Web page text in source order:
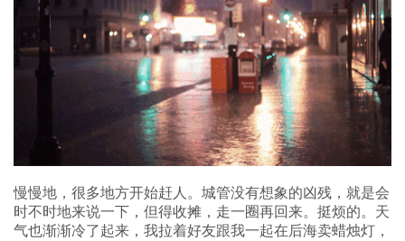
慢慢地，很多地方开始赶人。城管没有想象的凶残，就是会
时不时地来说一下，但得收摊，走一圈再回来。挺烦的。天
气也渐渐冷了起来，我拉着好友跟我一起在后海卖蜡烛灯，